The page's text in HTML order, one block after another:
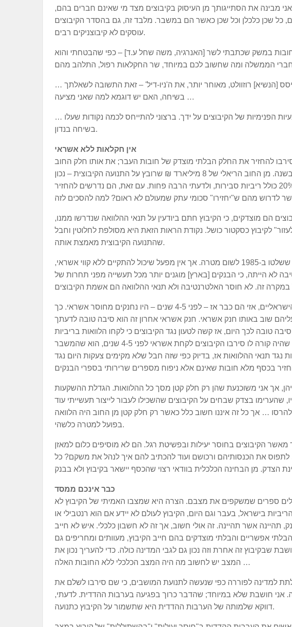
אני מבינה את הסתייגותך מן העיסוק בקיבוצים מצד מי שאינם חברים בהם,
כל שכן כלכלן וכל שכן כאשר הם במשבר. מלבד זה, גם בהסדר הקיבוצים
עוסקים לא קיבוצניקים רבים.
במשק שכתבתי לשר [האנרגיה, משה שחל ע.ד] – כפי שהבטחתי והוא
… ארה"ב, ב-1929, נקטה מורטוריום כללי של חובות, עליו ביסס [הנשיא] רוזוולט, מאוחר יותר, את ה'ניו-דיל' – זאת התשובה לשאלתך
בשיחה, האם יש דוגמא למה שאני מציעה …
… בנוגע להסדר הקיבוצים, שמעתי בעניין את הצגת המצב והבעיות הפנימיות של הקיבוצים על ידך. ברצוני להתייחס לכמה נקודות שעלו
בשיחה בנדון.
אין חקלאות ללא אשראי
סירבו להחזיר את החלק הבלתי מוצדק של חובות העבר; את אותו חלק החוב
שהצטבר מ-1985 בשל ריביות ריאליות של יותר מ-3% בשנה. מן החוב הריאלי של 8 מיליארד ₪ שרובץ על התנועה הקיבוצית – נכון
ל-1.1.89 – הקיבוצים ראו בפועל רק חלק קטן, לא יותר מ-20% כולל ריביות סבירות, ולדעתי הרבה פחות. עם זאת, הם נדרשים להחזיר
הם מוצדקים, כי הקיבוץ חתם ביודעין על תנאי ההלוואה שנדרשו ממנו,
לקיבוץ כסקטור כושל. נקודת הראות הזאת היא מסולפת לחלוטין וחבל
שהתנועה הקיבוצית מאמצת אותה.
אתה טוען שהקיבוצים לא היו צריכים לקחת אשראי בריביות ששלטו ב-1985 לשום מטרה. אך אין מפעל שיכול להתקיים ללא קווי אשראי,
לא הייתה, כי הבנקים [בארץ] מוגנים יותר מכל תעשייה מפני תחרות של
אם הקיבוצים היו מסרבים לקחת אשראי בתנאי הבנקים הישראליים, אזי הם כבר אז – לפני 4-5 שנים – היו נחנקים מחוסר אשראי. כך
שוב באותו חנק אשראי. חנק אשראי אחרון זה הוא סיבה טובה לדעתך
טובה לכך היום, אז קשה לטעון נגד הקיבוצים כי לקחו הלוואות בריביות
גבוהות בעבר מתוך אותו הפחד ממחנק אשראי. כל מה שהיה קורה לו סירבו הקיבוצים לקחת אשראי לפני 4-5 שנים, הוא שהמשבר
נגד תנאי ההלוואות אז, בדיוק כפי שזה חבל שלא מקימים צעקות היום נגד
אך אני משוכנעת שהן רק חלק קטן מסך כל ההלוואות. הגדלת ההשקעות
שהערימו בצדק שבחים על הקיבוצים שהשכילו לעבור לייצור תעשייתי עוד
… אך כל זה איננו חשוב כלל כאשר רק חלק קטן מן החוב היה הלוואה
בפועל למטרה כלשהי.
הקיבוצים בחוסר יעילות ובפשיטת רגל. הם לא מוסיפים כלום למאזן
את הכנסותיהם ורכושם ועוד להכתיב להם איך לנהל את משקם? כל
כבר אינכם ממסד
ספרים שמשקפים את מצבם. הצרה היא שמצבו האמיתי של הקיבוץ לא
בישראל, בעבר וגם היום, הקיבוץ לעולם לא יידע אם הוא רנטבילי או
תהיינה אשר תהיינה. זה אולי חשוב, אך זה לא חשבון כלכלי. איש לא חייב
אפשריים והבלתי מוצדקים בהם חייב הקיבוץ, מעוותים ומחריפים גם
שבקיבוץ זה אחרת וזה נכון גם לגבי המדינה כולה. כדי להעריך נכון את
המצב יש לחשוב מה היה המצב הכלכלי ללא החובות האלה …
לתת למדינה לפוררה כפי שנעשה לתנועת המושבים, כי שם סירבו לשלם את
אני חושבת שלא במיוחד; שהדבר כרוך בפגיעה בערבות ההדדית. לדעתי,
דווקא שלמותה של הערבות ההדדית היא שתשמור על הקיבוץ כתנועה.